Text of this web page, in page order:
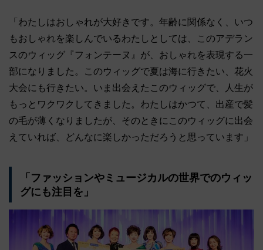
「わたしはおしゃれが大好きです。年齢に関係なく、いつ
もおしゃれを楽しんでいるわたしとしては、このアデラン
スのウィッグ『フォンテーヌ』が、おしゃれを表現する一
部になりました。このウィッグで夏は海に行きたい、花火
大会にも行きたい。いま出会えたこのウィッグで、人生が
もっとワクワクしてきました。わたしはかつて、出産で髪
の毛が薄くなりましたが、そのときにこのウィッグに出会
えていれば、どんなに楽しかっただろうと思っています」
「ファッションやミュージカルの世界でのウィッ
グにも注目を」